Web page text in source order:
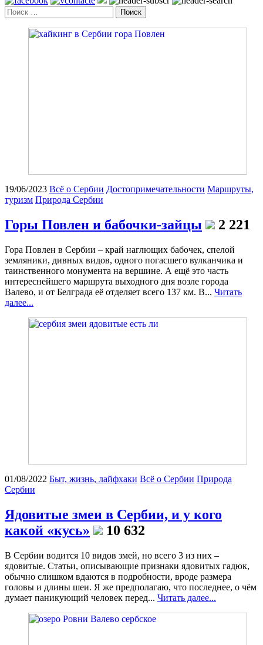
Поиск
19/06/2023 Всё о Сербии Достопримечательности Маршруты,
туризм Природа Сербии
Горы Повлен и бабочки-зайцы 2 221
Гора Повлен в Сербии – край наглющих бабочек, спелой
земляники, дивных видов, одного погасшего вулканчика и
таинственного монумента на вершине. А ещё это часть
интереснейшего маршрута выходного дня возле города
Валево, и от Белграда её отделяет всего 137 км. В... Читать
далее...
01/08/2022 Быт, жизнь, лайфхаки Всё о Сербии Природа
Сербии
Ядовитые змеи в Сербии, и у кого
какой «кусь»
10 632
В Сербии водится 10 видов змей, но всего 3 из них –
ядовитые. Статьи, описывающие признаки ядовитых гадюк,
обычно слишком вдаются в подробности, вроде размера
головы и длины шеи. Я же предполагаю, что последнее, о чём
думает паникующий человек перед... Читать далее...